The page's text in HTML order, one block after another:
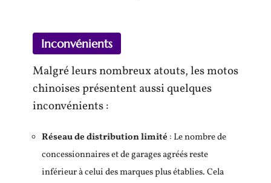
Inconvénients
Malgré leurs nombreux atouts, les motos
chinoises présentent aussi quelques
inconvénients :
Réseau de distribution limité : Le nombre de
concessionnaires et de garages agréés reste
inférieur à celui des marques plus établies. Cela